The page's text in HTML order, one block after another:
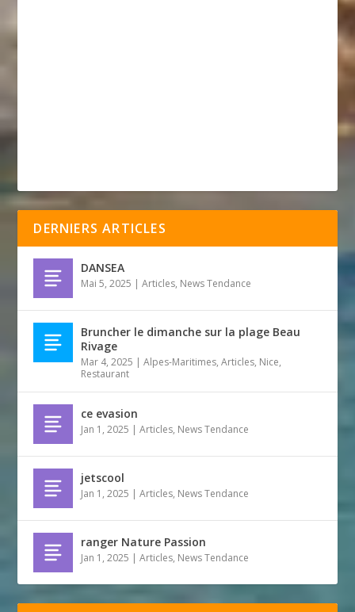
DERNIERS ARTICLES
DANSEA
Mai 5, 2025 |Articles, News Tendance
Bruncher le dimanche sur la plage Beau
Rivage
Mar 4, 2025 |Alpes-Maritimes,Articles, Nice,
Restaurant
ce evasion
Jan 1, 2025 |Articles, News Tendance
jetscool
Jan 1, 2025 |Articles, News Tendance
ranger Nature Passion
Jan 1, 2025 |Articles, News Tendance